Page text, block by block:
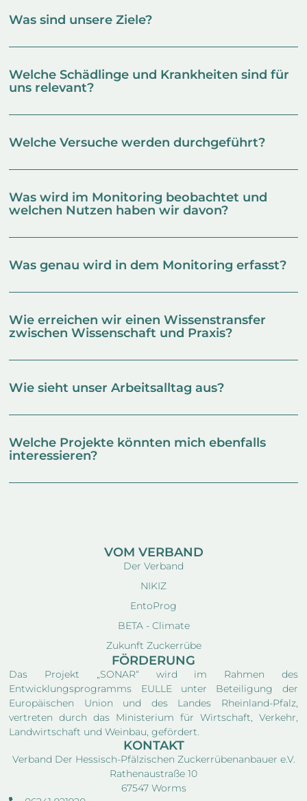
Was sind unsere Ziele?
Welche Schädlinge und Krankheiten sind für
uns relevant?
Welche Versuche werden durchgeführt?
Was wird im Monitoring beobachtet und
welchen Nutzen haben wir davon?
Was genau wird in dem Monitoring erfasst?
Wie erreichen wir einen Wissenstransfer
zwischen Wissenschaft und Praxis?
Wie sieht unser Arbeitsalltag aus?
Welche Projekte könnten mich ebenfalls
interessieren?
VOM VERBAND
Der Verband
NIKIZ
EntoProg
BETA - Climate
Zukunft Zuckerrübe
FÖRDERUNG
Das Projekt „SONAR“ wird im Rahmen des
Entwicklungsprogramms EULLE unter Beteiligung der
Europäischen Union und des Landes Rheinland-Pfalz,
vertreten durch das Ministerium für Wirtschaft, Verkehr,
Landwirtschaft und Weinbau, gefördert.
KONTAKT
Verband Der Hessisch-Pfälzischen Zuckerrübenanbauer e.V.
Rathenaustraße 10
67547 Worms